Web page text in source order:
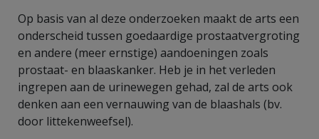
Op basis van al deze onderzoeken maakt de arts een
onderscheid tussen goedaardige prostaatvergroting
en andere (meer ernstige) aandoeningen zoals
prostaat- en blaaskanker. Heb je in het verleden
ingrepen aan de urinewegen gehad, zal de arts ook
denken aan een vernauwing van de blaashals (bv.
door littekenweefsel).